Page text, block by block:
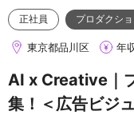
正社員 プロダクシ
東京都品川区 年
AI x Creative｜
集！＜広告ビジ